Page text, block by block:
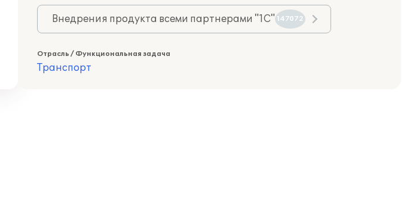
Внедрения продукта всеми партнерами "1С" 147072
Отрасль / Функциональная задача
Транспорт